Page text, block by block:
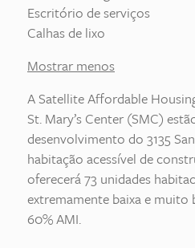
Escritório de serviços
Calhas de lixo
Mostrar menos
A Satellite Affordable
St. Mary’s Center (SMC)
desenvolvimento do 3135
habitação acessível de
oferecerá 73 unidades
extremamente baixa e muito
60% AMI.